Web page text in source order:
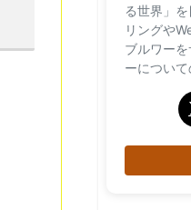
る世界」
リングや
ブルワー
ーについ